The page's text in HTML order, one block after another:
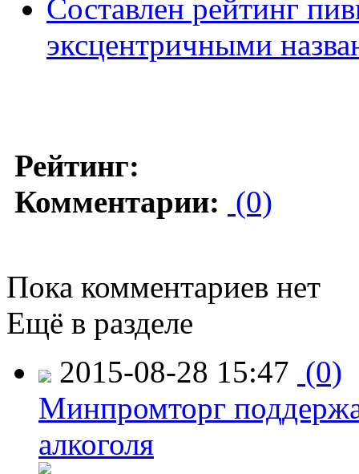
Составлен рейтинг
эксцентричными
Рейтинг:
Комментарии: (0)
Пока комментариев нет
Ещё в разделе
2015-08-28 15:47 (0)
Минпромторг
алкоголя